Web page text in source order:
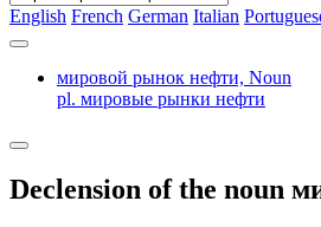
English French German Italian
мировой рынок нефти, Noun
pl. мировые рынки нефти
Declension of the noun